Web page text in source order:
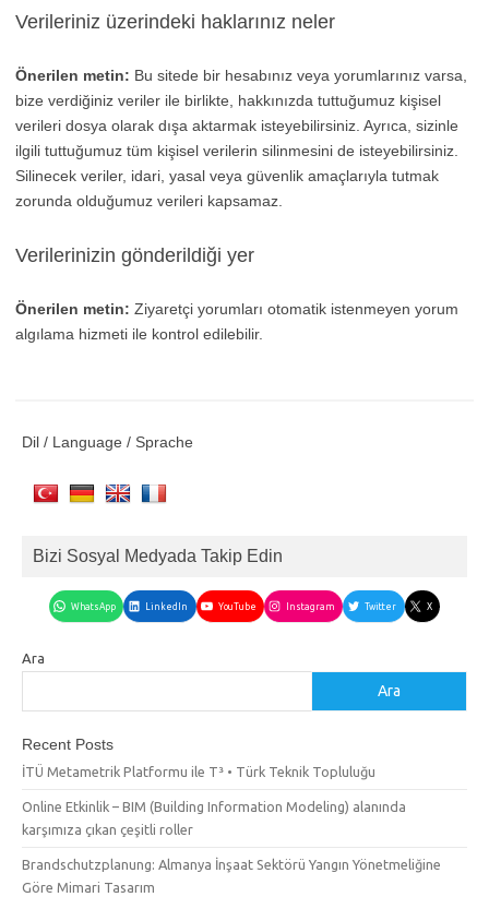
Verileriniz üzerindeki haklarınız neler
Önerilen metin: Bu sitede bir hesabınız veya yorumlarınız varsa,
bize verdiğiniz veriler ile birlikte, hakkınızda tuttuğumuz kişisel
verileri dosya olarak dışa aktarmak isteyebilirsiniz. Ayrıca, sizinle
ilgili tuttuğumuz tüm kişisel verilerin silinmesini de isteyebilirsiniz.
Silinecek veriler, idari, yasal veya güvenlik amaçlarıyla tutmak
zorunda olduğumuz verileri kapsamaz.
Verilerinizin gönderildiği yer
Önerilen metin: Ziyaretçi yorumları otomatik istenmeyen yorum
algılama hizmeti ile kontrol edilebilir.
Dil / Language / Sprache
Bizi Sosyal Medyada Takip Edin
WhatsApp LinkedIn YouTube Instagram Twitter X
Ara
Ara
Recent Posts
İTÜ Metametrik Platformu ile T³ • Türk Teknik Topluluğu
Online Etkinlik – BIM (Building Information Modeling) alanında
karşımıza çıkan çeşitli roller
Brandschutzplanung: Almanya İnşaat Sektörü Yangın Yönetmeliğine
Göre Mimari Tasarım